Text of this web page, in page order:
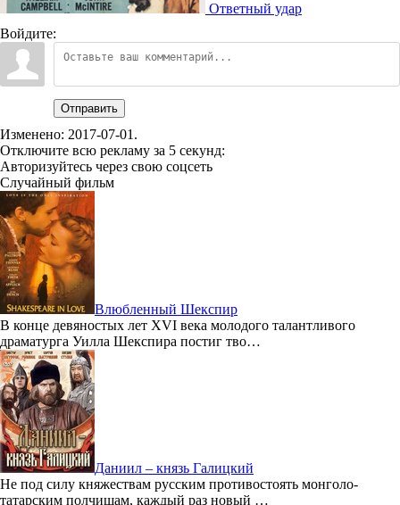
Ответный удар
Войдите:
Отправить
Изменено: 2017-07-01 .
Отключите всю рекламу за 5 секунд:
Авторизуйтесь через свою соцсеть
Случайный фильм
Влюбленный Шекспир
В конце девяностых лет XVI века молодого талантливого
драматурга Уилла Шекспира постиг тво…
Даниил – князь Галицкий
Не под силу княжествам русским противостоять монголо-
татарским полчищам, каждый раз новый …